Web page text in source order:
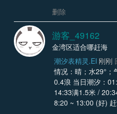
删除
游客_49162
金湾区适合哪赶海
潮汐表精灵.EI 刚刚
情况：晴；水29°；
0.4浪 当日潮汐：
14:33满1.5米 /
8:20 ~ 13:00 (好)